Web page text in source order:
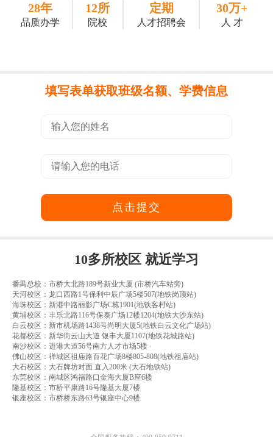
28年
品质办学
12所
院校
定期
人才招聘会
30万+
人 才
填写表单获取班级名额、学费信息
点击提交
10多所校区 就近学习
番禺总校：市桥大北路189号新业大厦 (市桥汽车站旁)
天河校区：龙口西路1号保利中辰广场5楼507(地铁岗顶站)
海珠校区：新港中路丽影广场C栋1901(地铁客村站)
黄埔校区：丰乐北路116号保泰广场12楼1204(地铁大沙东站)
白云校区：新市机场路1438号尚明大厦5(地铁白云文化广场站)
花都校区：新华街云山大道 银丰大厦1107(地铁花城路站)
南沙校区：进港大道56号南方人才市场5楼
佛山校区：禅城区祖庙路百花广场8楼805-808(地铁祖庙站)
大石校区：大石牌坊对面 直入200米 (大石地铁站)
东莞校区：南城区鸿福路口金海大厦B座6楼
隆基校区：市桥平康路16号隆基大厦7楼
银座校区：市桥桥东路63号银座中心9楼